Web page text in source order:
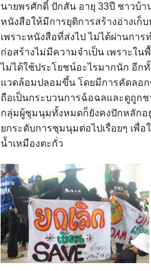
นายพรศักดิ์ ปักสัน อายุ 33ปี ชาวบ้
หนังสือให้มีการยุติการสร้างอ่างเก็
เพราะหนังสือที่ส่งไป ไม่ได้ผ่านกา
ก่อสร้างไม่มีความจำเป็น เพราะใ
ไม่ได้ใช้ประโยชน์อะไรมากนัก อีก
แวดล้อมปลอมขึ้น โดยมีการคัดลอก
ถือเป็นกระบวนการฉ้อฉลและดูถูก
กลุ่มผู้ชุมนุมทั้งหมดก็ยังคงปักหลักอ
ยกระดับการชุมนุมต่อไปเรื่อยๆ เพื่อ
น้ำเหมืองตะกั่ว